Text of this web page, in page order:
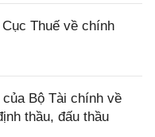
Thuế về chính
Bộ Tài chính về
thầu, đấu thầu